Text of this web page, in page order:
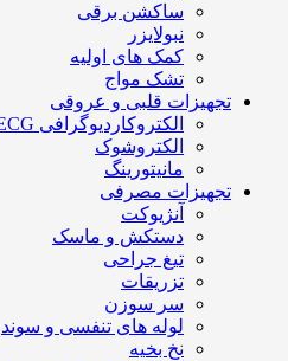
ساکشن برقی
نبولایزر
کمک های اولیه
تشک مواج
تجهیزات قلبی و عروقی
الکتروکاردیوگرافی ECG
الکتروشوک
مانیتورینگ
تجهیزات مصرفی
آنژیوکت
دستکش و ماسک
تیغ جراحی
تزریقات
سر سوزن
لوله های تنفسی و سوند
نخ بخیه